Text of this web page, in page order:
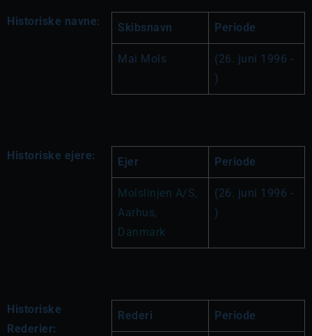
Historiske navne: Skibsnavn Periode
Mai Mols
(26. juni 1996 -
)
Historiske ejere: Ejer Periode
Molslinjen A/S,
Aarhus,
Danmark
(26. juni 1996 -
)
Historiske
Rederier:
Rederi Periode